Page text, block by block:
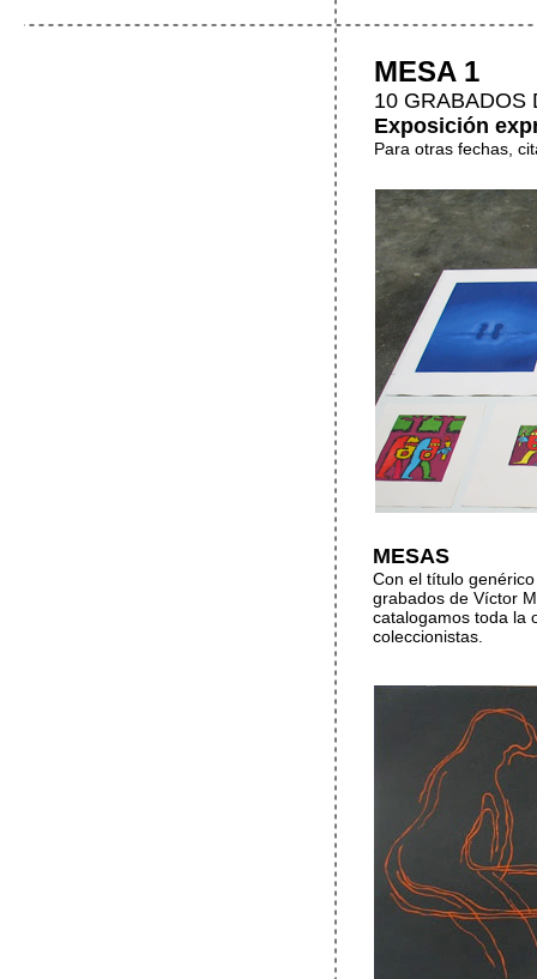
MESA 1
10 GRABADOS
Exposición
Para otras fechas,
MESAS
Con el título
grabados de Víctor
catalogamos toda la
coleccionistas.